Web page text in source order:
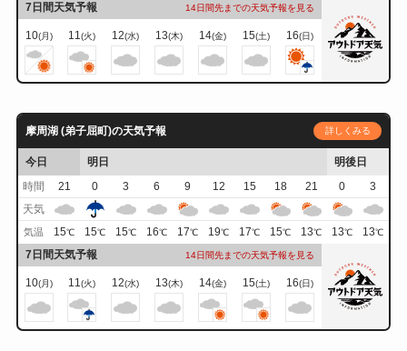
7日間天気予報 14日間先までの天気予報を見る
10(月) 11(火) 12(水) 13(木) 14(金) 15(土) 16(日)
摩周湖 (弟子屈町)の天気予報 詳しくみる
今日 明日
明後日
時間
21 0 3 6 9 12 15 18 21 0
3
天気
気温 15℃ 15℃ 15℃ 16℃ 17℃ 19℃ 17℃ 15℃ 13℃ 13℃ 13℃
7日間天気予報 14日間先までの天気予報を見る
10(月) 11(火) 12(水) 13(木) 14(金) 15(土) 16(日)